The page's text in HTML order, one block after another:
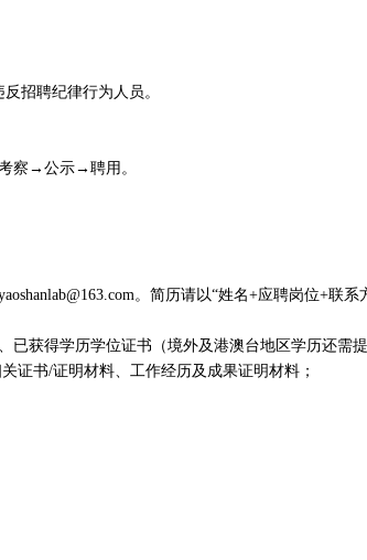
招聘纪律行为人员。
察→公示→聘用。
。简历请以“姓名+应聘岗位+联系
已获得学历学位证书（境外及港澳台地区学历还需
证书/证明材料、工作经历及成果证明材料；